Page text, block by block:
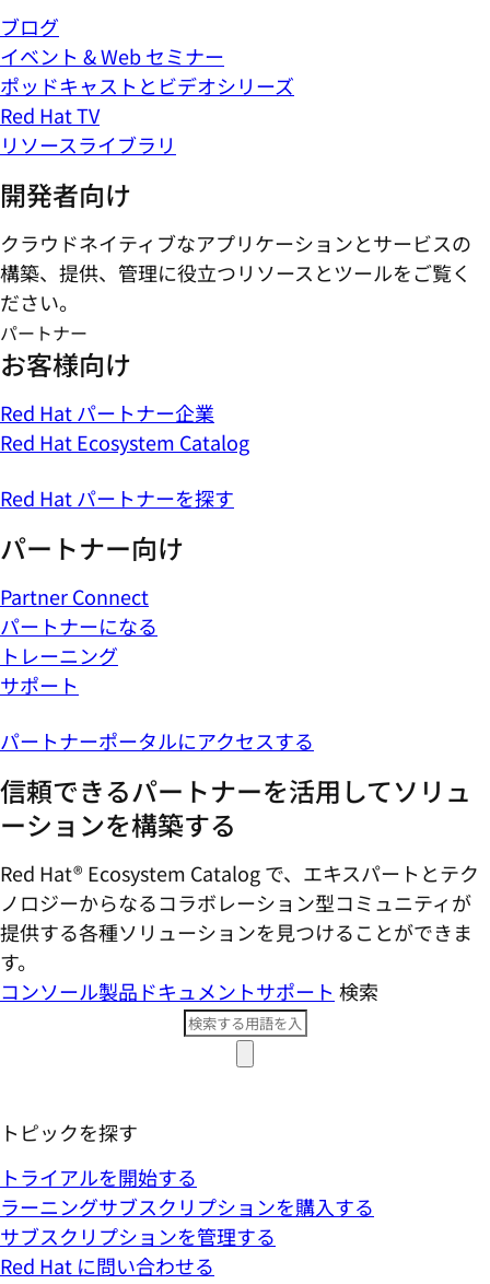
ブログ
イベント & Web セミナー
ポッドキャストとビデオシリーズ
Red Hat TV
リソースライブラリ
開発者向け
クラウドネイティブなアプリケーションとサービスの
構築、提供、管理に役立つリソースとツールをご覧く
ださい。
パートナー
お客様向け
Red Hat パートナー企業
Red Hat Ecosystem Catalog
Red Hat パートナーを探す
パートナー向け
Partner Connect
パートナーになる
トレーニング
サポート
パートナーポータルにアクセスする
信頼できるパートナーを活用してソリュ
ーションを構築する
Red Hat® Ecosystem Catalog で、エキスパートとテク
ノロジーからなるコラボレーション型コミ​ュニティが
提供する各種ソリューションを見つけることができま
す。
コンソール製品ドキュメントサポート 検索
トピックを探す
トライアルを開始する
ラーニングサブスクリプションを購入する
サブスクリプションを管理する
Red Hat に問い合わせる